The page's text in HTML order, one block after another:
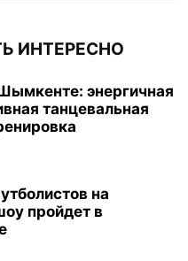
ИНТЕРЕСНО
энергичная
танцевальная
на
пройдет в